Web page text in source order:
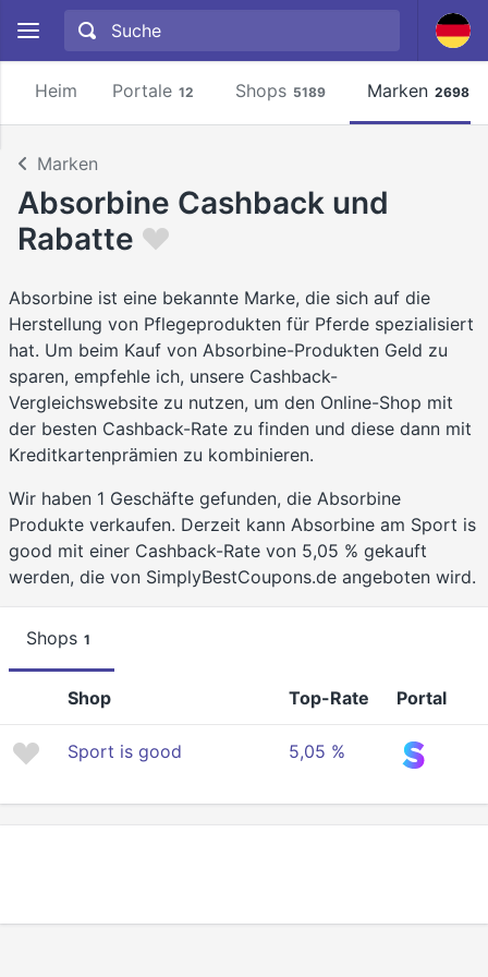
Heim Portale 12 Shops 5189 Marken 2698
Marken
Absorbine Cashback und
Rabatte
Absorbine ist eine bekannte Marke, die sich auf die
Herstellung von Pflegeprodukten für Pferde spezialisiert
hat. Um beim Kauf von Absorbine-Produkten Geld zu
sparen, empfehle ich, unsere Cashback-
Vergleichswebsite zu nutzen, um den Online-Shop mit
der besten Cashback-Rate zu finden und diese dann mit
Kreditkartenprämien zu kombinieren.
Wir haben 1 Geschäfte gefunden, die Absorbine
Produkte verkaufen. Derzeit kann Absorbine am Sport is
good mit einer Cashback-Rate von 5,05 % gekauft
werden, die von SimplyBestCoupons.de angeboten wird.
Shops 1
Shop Top-Rate Portal
Sport is good 5,05 %